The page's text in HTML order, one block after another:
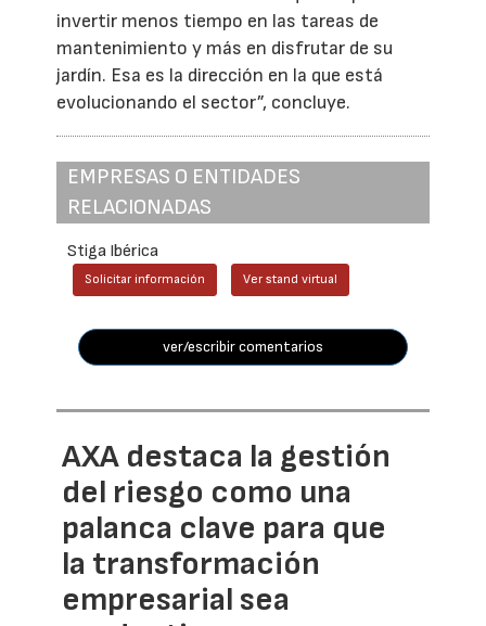
invertir menos tiempo en las tareas de
mantenimiento y más en disfrutar de su
jardín. Esa es la dirección en la que está
evolucionando el sector”, concluye.
EMPRESAS O ENTIDADES
RELACIONADAS
Stiga Ibérica
Solicitar información Ver stand virtual
ver/escribir comentarios
AXA destaca la gestión
del riesgo como una
palanca clave para que
la transformación
empresarial sea